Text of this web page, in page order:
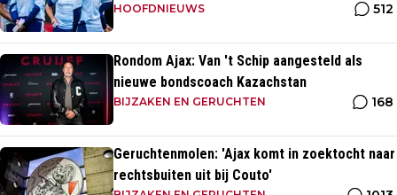
HOOFDNIEUWS 512
Rondom Ajax: Van 't Schip aangesteld als
nieuwe bondscoach Kazachstan
BIJZAKEN EN GERUCHTEN 168
Geruchtenmolen: 'Ajax komt in zoektocht naar
rechtsbuiten uit bij Couto'